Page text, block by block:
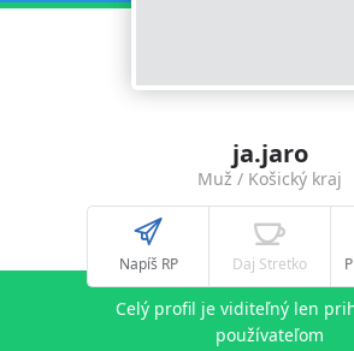
ja.jaro
Muž / Košický kraj
Napíš RP Daj Stretko
Celý profil je viditeľný len
používateľom